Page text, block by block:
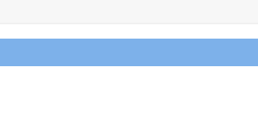
藏的光带不仅提高了装饰效果，还起到了很